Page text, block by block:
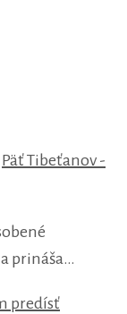
Päť Tibeťanov -
prináša…
predísť